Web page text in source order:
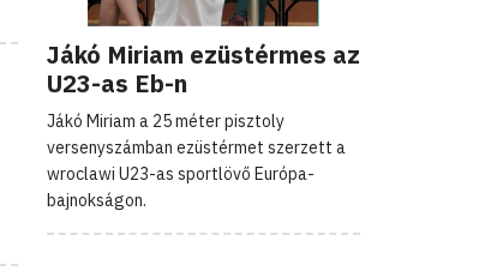
Jákó Miriam ezüstérmes az
U23-as Eb-n
Jákó Miriam a 25 méter pisztoly
versenyszámban ezüstérmet szerzett a
wroclawi U23-as sportlövő Európa-
bajnokságon.